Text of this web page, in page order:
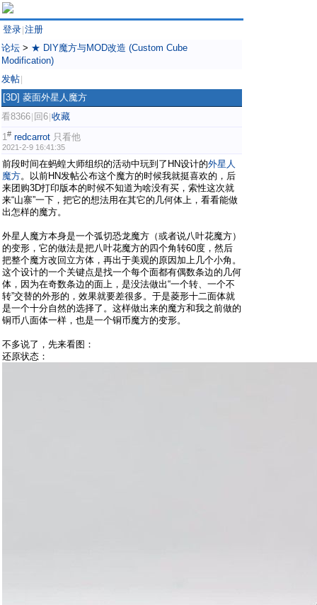
登录 注册
论坛 > ★ DIY魔方与MOD改造 (Custom Cube
Modification)
发帖
[3D] 菱面外星人魔方
看8366 回6 收藏
1# redcarrot 只看他
2021-2-9 16:41:35
前段时间在蚂蝗大师组织的活动中玩到了HN设计的外星人
魔方。以前HN发帖公布这个魔方的时候我就挺喜欢的，后
来团购3D打印版本的时候不知道为啥没有买，索性这次就
来“山寨”一下，把它的想法用在其它的几何体上，看看能做
出怎样的魔方。
外星人魔方本身是一个弧切恐龙魔方（或者说八叶花魔方）
的变形，它的做法是把八叶花魔方的四个角转60度，然后
把整个魔方改回立方体，再出于美观的原因加上几个小角。
这个设计的一个关键点是找一个每个面都有偶数条边的几何
体，因为在奇数条边的面上，是没法做出“一个转、一个不
转”交替的外形的，效果就要差很多。于是菱形十二面体就
是一个十分自然的选择了。这样做出来的魔方和我之前做的
铜币八面体一样，也是一个铜币魔方的变形。
不多说了，先来看图：
还原状态：